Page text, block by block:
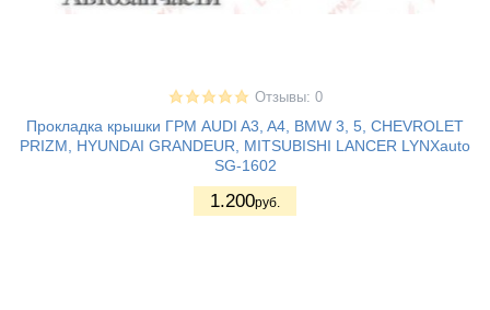
Отзывы: 0
Прокладка крышки ГРМ AUDI A3, A4, BMW 3, 5, CHEVROLET
PRIZM, HYUNDAI GRANDEUR, MITSUBISHI LANCER LYNXauto
SG-1602
1.200руб.